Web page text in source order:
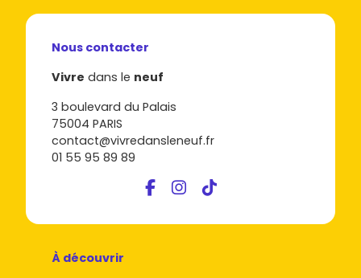
Nous contacter
Vivre dans le neuf
3 boulevard du Palais
75004 PARIS
contact@vivredansleneuf.fr
01 55 95 89 89
À découvrir